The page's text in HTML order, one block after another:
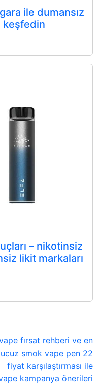
ile dumansız
keşfedin
– nikotinsiz
likit markaları
fırsat rehberi ve en
ucuz smok vape pen 22
fiyat karşılaştırması ile
kampanya önerileri